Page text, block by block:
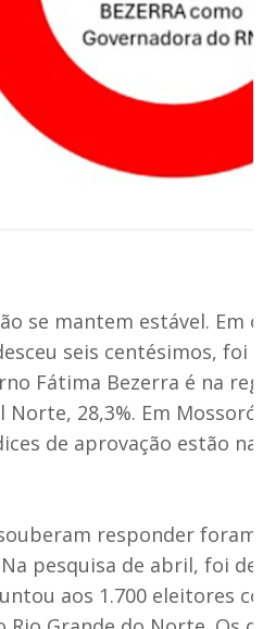
se mantem estável. Em
seis centésimos, foi
Fátima Bezerra é na
28,3%. Em
de aprovação estão
responder
pesquisa de abril, foi de
aos 1.700 eleitores